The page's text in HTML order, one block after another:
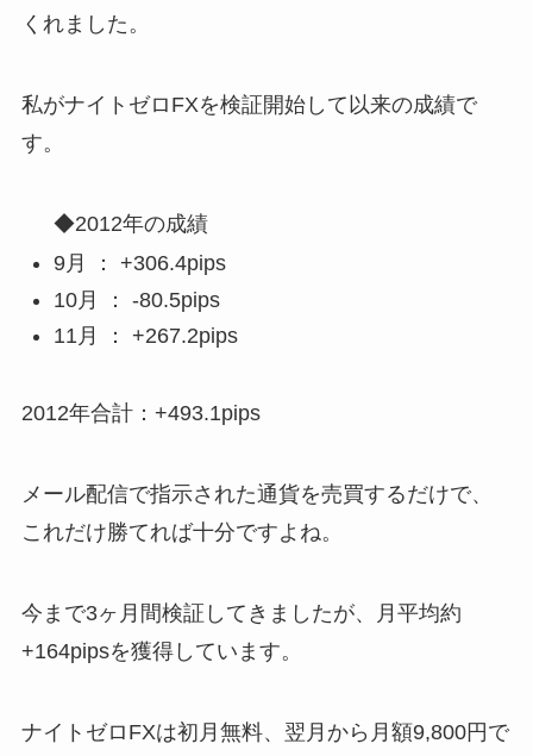
くれました。
私がナイトゼロFXを検証開始して以来の成績で
す。
◆2012年の成績
9月 ： +306.4pips
10月 ： -80.5pips
11月 ： +267.2pips
2012年合計：+493.1pips
メール配信で指示された通貨を売買するだけで、
これだけ勝てれば十分ですよね。
今まで3ヶ月間検証してきましたが、月平均約
+164pipsを獲得しています。
ナイトゼロFXは初月無料、翌月から月額9,800円で